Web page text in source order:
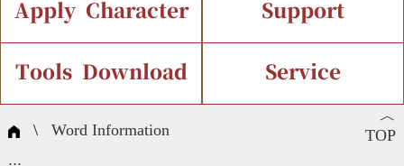
Introduction Current Status
Chinese Code Status
Terms
IDS Query
Components Query
Composite Query
Apply Character
Application Process
Support
Font Instant Display
Character Creation
Tools Download
Character Create Tools
Service
FAQ
︿
TOP
\Word Information